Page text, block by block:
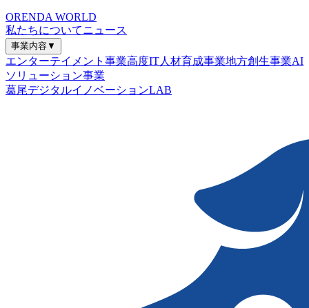
ORENDA WORLD
私たちについてニュース
事業内容▼
エンターテイメント事業高度IT人材育成事業地方創生事業AI
ソリューション事業
葛尾デジタルイノベーションLAB